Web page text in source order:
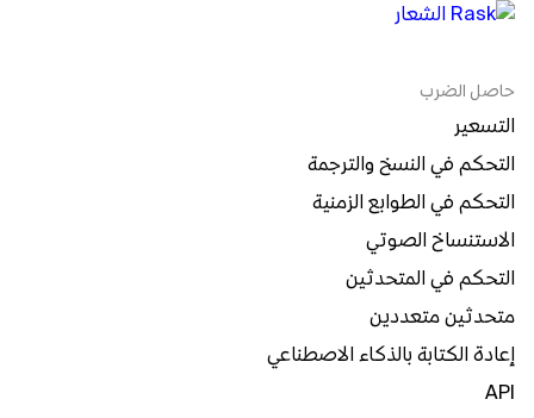
حاصل الضرب
التسعير
التحكم في النسخ والترجمة
التحكم في الطوابع الزمنية
الاستنساخ الصوتي
التحكم في المتحدثين
متحدثين متعددين
إعادة الكتابة بالذكاء الاصطناعي
API